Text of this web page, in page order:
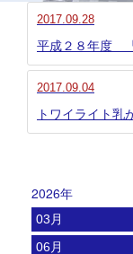
2017.09.28
平成２８年度
2017.09.04
トワイライト乳
2026年
03月
06月